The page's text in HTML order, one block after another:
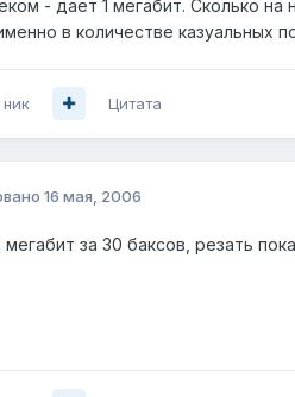
- дает 1 мегабит. Сколько
в количестве казуальных
ник Цитата
16 мая, 2006
за 30 баксов, резать